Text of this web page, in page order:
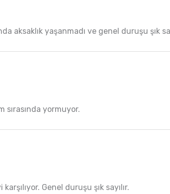
aksaklık yaşanmadı ve genel duruşu şık
sırasında yormuyor.
Genel duruşu şık sayılır.